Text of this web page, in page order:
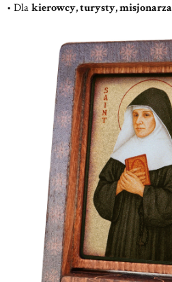
• Dla kierowcy, turysty, misjonarza